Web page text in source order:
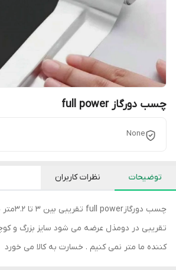
چسب دورگاز full power
None
توضیحات نظرات کاربران
تقریبی در دومذل عرضه می شود سایز بزرگ و
کننده ما متر نمی کنیم . خسارت به کالا می خورد